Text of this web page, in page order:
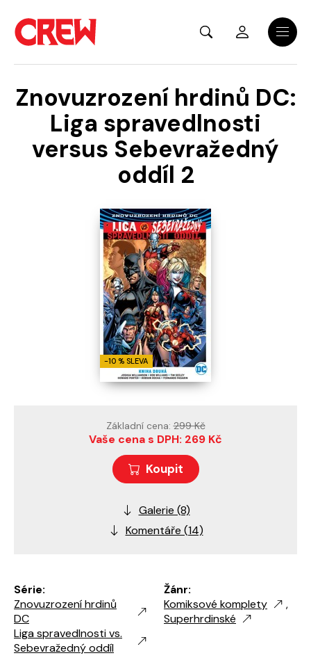
Menu
Znovuzrození hrdinů DC:
Liga spravedlnosti
versus Sebevražedný
oddíl 2
-10 % SLEVA
Série:
Znovuzrození hrdinů
DC
Liga spravedlnosti vs.
Sebevražedný oddíl
Žánr:
Komiksové komplety
,
Superhrdinské
Základní cena:299 Kč
Vaše cena s DPH: 269 Kč
Koupit
Galerie (8)
Komentáře (14)